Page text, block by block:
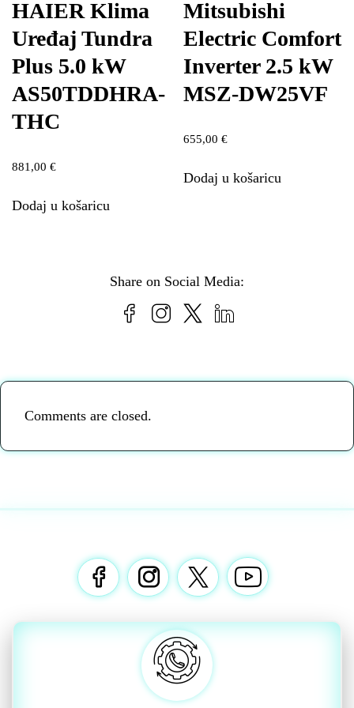
HAIER Klima
Uređaj Tundra
Plus 5.0 kW
AS50TDDHRA-
THC
881,00 €
Dodaj u košaricu
Mitsubishi
Electric Comfort
Inverter 2.5 kW
MSZ-DW25VF
655,00€
Dodaj u košaricu
Share on Social Media:
Comments are closed.